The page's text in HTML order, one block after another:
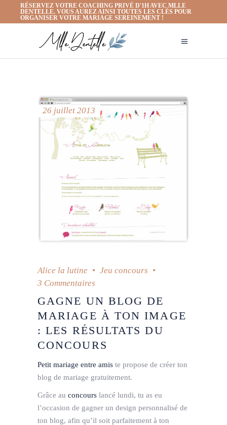
RÉSERVEZ VOTRE COACHING PRIVÉ D'1H AVEC MLLE
DENTELLE. VOUS AUREZ AINSI TOUTES LES CLÉS POUR
ORGANISER VOTRE MARIAGE SEREINEMENT !
26 juillet 2013
Alice la lutine
Jeu concours
3 Commentaires
GAGNE UN BLOG DE
MARIAGE À TON IMAGE
: LES RÉSULTATS DU
CONCOURS
Petit mariage entre amis te propose de créer ton
blog de mariage gratuitement.
Grâce au concours lancé lundi, tu as eu
l’occasion de gagner un design personnalisé de
ton blog, afin qu’il soit parfaitement à ton